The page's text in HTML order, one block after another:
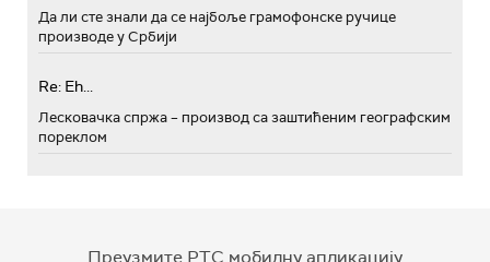
Да ли сте знали да се најбоље грамофонске ручице
производе у Србији
Re: Eh...
Лесковачка спржа – производ са заштићеним географским
пореклом